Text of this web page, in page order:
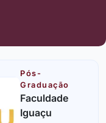
Pós-
Graduação
Faculdade
Iguaçu